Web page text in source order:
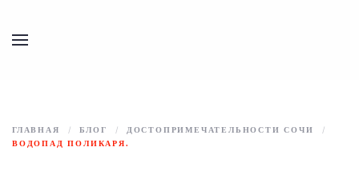
ГЛАВНАЯ БЛОГ
ДОСТОПРИМЕЧАТЕЛЬНОСТИ СОЧИ
ВОДОПАД ПОЛИКАРЯ.